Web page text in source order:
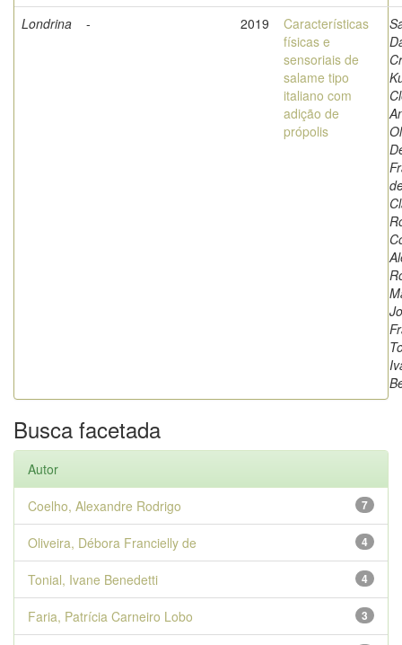
Londrina
- 2019
Características
físicas e
sensoriais de
salame tipo
italiano com
adição de
própolis
Busca facetada
Autor
7
Coelho, Alexandre Rodrigo
4
Oliveira, Débora Francielly de
4
Tonial, Ivane Benedetti
3
Faria, Patrícia Carneiro Lobo